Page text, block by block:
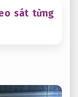
sát từng